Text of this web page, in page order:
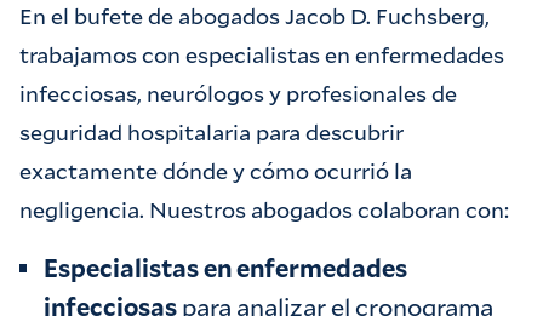
En el bufete de abogados Jacob D. Fuchsberg,
trabajamos con especialistas en enfermedades
infecciosas, neurólogos y profesionales de
seguridad hospitalaria para descubrir
exactamente dónde y cómo ocurrió la
negligencia. Nuestros abogados colaboran con:
Especialistas en enfermedades
infecciosaspara analizar el cronograma